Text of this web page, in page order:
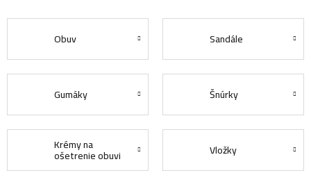
Obuv Sandále
Gumáky Šnúrky
Krémy na
ošetrenie obuvi Vložky